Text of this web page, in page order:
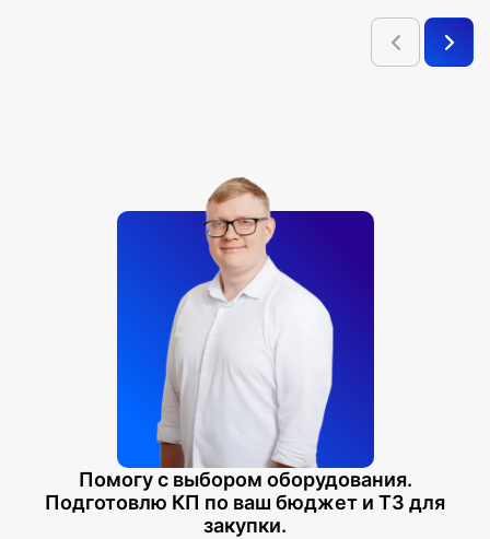
Помогу с выбором оборудования.
Подготовлю КП по ваш бюджет и ТЗ для
закупки.